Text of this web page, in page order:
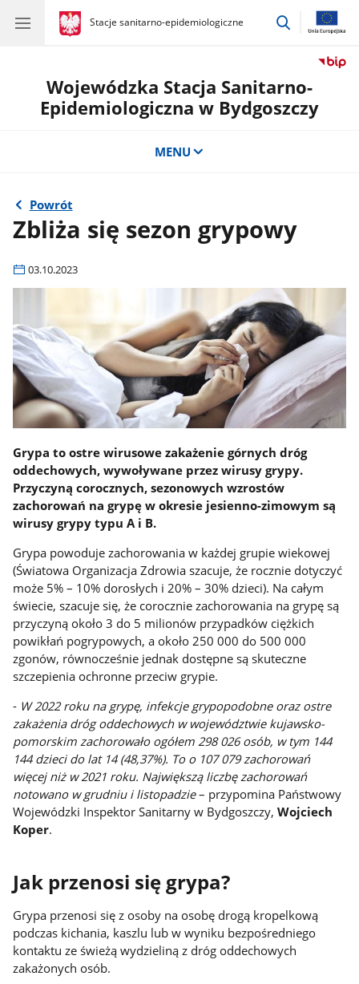
gov.pl
Stacje sanitarno-epidemiologiczne
gov.pl
Stacje
przejdź
Wojewódzka Stacja Sanitarno-
Epidemiologiczna w Bydgoszczy
MENU
Powrót
Zbliża się sezon grypowy
03.10.2023
Grypa to ostre wirusowe zakażenie górnych dróg
oddechowych, wywoływane przez wirusy grypy.
Przyczyną corocznych, sezonowych wzrostów
zachorowań na grypę w okresie jesienno-zimowym są
wirusy grypy typu A i B.
Grypa powoduje zachorowania w każdej grupie wiekowej
(Światowa Organizacja Zdrowia szacuje, że rocznie dotyczyć
może 5% – 10% dorosłych i 20% – 30% dzieci). Na całym
świecie, szacuje się, że corocznie zachorowania na grypę są
przyczyną około 3 do 5 milionów przypadków ciężkich
powikłań pogrypowych, a około 250 000 do 500 000
zgonów, równocześnie jednak dostępne są skuteczne
szczepienia ochronne przeciw grypie.
- W 2022 roku na grypę, infekcje grypopodobne oraz ostre
zakażenia dróg oddechowych w województwie kujawsko-
pomorskim zachorowało ogółem 298 026 osób, w tym 144
144 dzieci do lat 14 (48,37%). To o 107 079 zachorowań
więcej niż w 2021 roku. Największą liczbę zachorowań
notowano w grudniu i listopadzie– przypomina Państwowy
Wojewódzki Inspektor Sanitarny w Bydgoszczy,Wojciech
Koper.
Jak przenosi się grypa?
Grypa przenosi się z osoby na osobę drogą kropelkową
podczas kichania, kaszlu lub w wyniku bezpośredniego
kontaktu ze świeżą wydzieliną z dróg oddechowych
zakażonych osób.